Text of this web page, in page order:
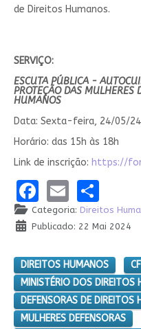
de Direitos Humanos.
SERVIÇO:
ESCUTA PÚBLICA -
PROTEÇÃO DAS MULHERES
HUMANOS
Data: Sexta-feira, 24/05/24
Horário: das 15h às 18h
Link de inscrição: https://
Facebook
Email
Categoria: Direitos
Publicado: 22 Mai 2024
DIREITOS HUMANOS
MINISTÉRIO DOS DIREITOS
DEFENSORAS DE DIREITOS
MULHERES DEFENSORAS